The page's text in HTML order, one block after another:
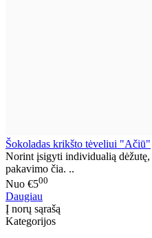
Šokoladas krikšto tėveliui "Ačiū"
Norint įsigyti individualią
pakavimo čia. ..
Nuo €500
Daugiau
Į norų sąrašą
Kategorijos